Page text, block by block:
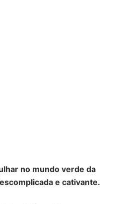
no mundo verde da
e cativante.